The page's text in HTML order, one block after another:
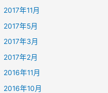
2017年11月
2017年5月
2017年3月
2017年2月
2016年11月
2016年10月